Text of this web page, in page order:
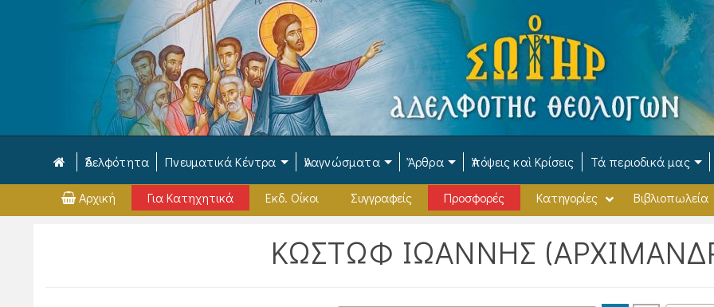
Ἀδελφότητα Πνευματικά Κέντρα Ἀναγνώσματα Ἄρθρα Ἀπόψεις καὶ Κρίσεις Τά περιοδικά μας
Αρχική Για Κατηχητικά Εκδ. Οίκοι Συγγραφείς Προσφορές Κατηγορίες Βιβλιοπωλεία
ΚΩΣΤΩΦ ΙΩΑΝΝΗΣ